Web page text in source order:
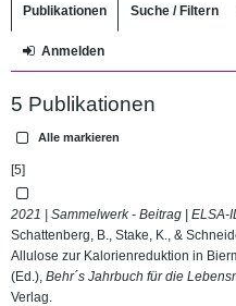
Publikationen Suche / Filtern
Anmelden
5 Publikationen
Alle markieren
[5]
2021 | Sammelwerk - Beitrag | ELSA-
Schattenberg, B., Stake, K., &
Allulose zur Kalorienreduktion in
(Ed.), Behr´s Jahrbuch für die
Verlag.